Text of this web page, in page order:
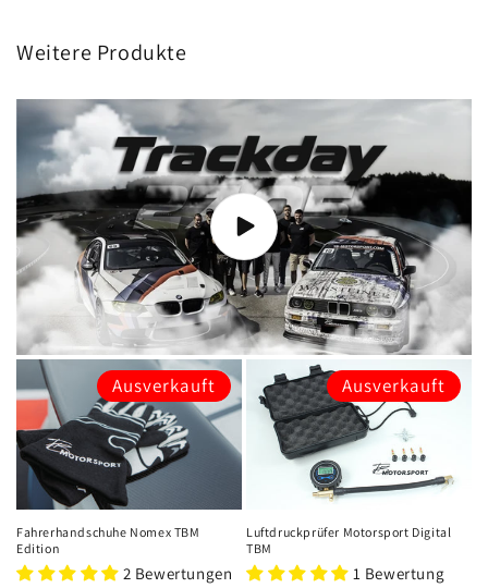
Weitere Produkte
Ausverkauft
Fahrerhandschuhe Nomex TBM
Edition
2 Bewertungen
Ausverkauft
Luftdruckprüfer Motorsport Digital
TBM
1 Bewertung